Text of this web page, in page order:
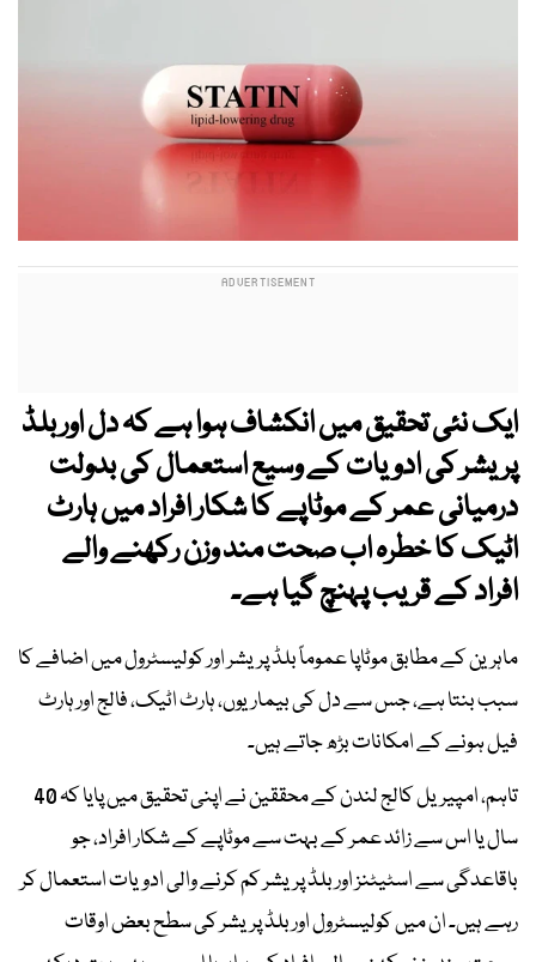
ایک نئی تحقیق میں انکشاف ہوا ہے کہ دل اور بلڈ
پریشر کی ادویات کے وسیع استعمال کی بدولت
درمیانی عمر کے موٹاپے کا شکار افراد میں ہارٹ
اٹیک کا خطرہ اب صحت مند وزن رکھنے والے
افراد کے قریب پہنچ گیا ہے۔
ماہرین کے مطابق موٹاپا عموماً بلڈ پریشر اور کولیسٹرول میں اضافے کا
سبب بنتا ہے، جس سے دل کی بیماریوں، ہارٹ اٹیک، فالج اور ہارٹ
فیل ہونے کے امکانات بڑھ جاتے ہیں۔
تاہم، امپیریل کالج لندن کے محققین نے اپنی تحقیق میں پایا کہ 40
سال یا اس سے زائد عمر کے بہت سے موٹاپے کے شکار افراد، جو
باقاعدگی سے اسٹیٹنز اور بلڈ پریشر کم کرنے والی ادویات استعمال کر
رہے ہیں۔ ان میں کولیسٹرول اور بلڈ پریشر کی سطح بعض اوقات